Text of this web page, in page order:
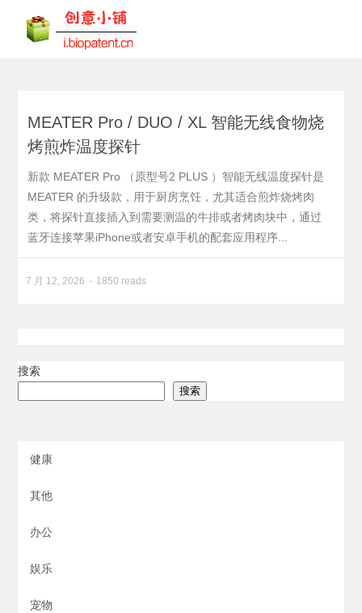
MEATER Pro / DUO / XL 智能无线食物烧
烤煎炸温度探针
新款 MEATER Pro （原型号2 PLUS ）智能无线温度探针是
MEATER 的升级款，用于厨房烹饪，尤其适合煎炸烧烤肉
类，将探针直接插入到需要测温的牛排或者烤肉块中，通过
蓝牙连接苹果iPhone或者安卓手机的配套应用程序...
7 月 12, 2026 1850 reads
搜索
搜索
健康
其他
办公
娱乐
宠物